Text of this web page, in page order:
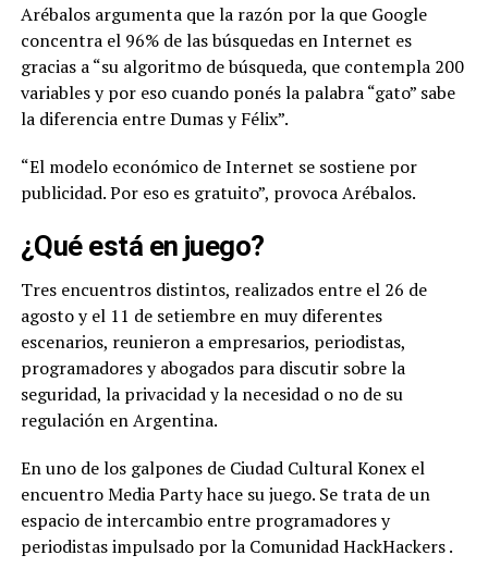
Arébalos argumenta que la razón por la que Google
concentra el 96% de las búsquedas en Internet es
gracias a “su algoritmo de búsqueda, que contempla 200
variables y por eso cuando ponés la palabra “gato” sabe
la diferencia entre Dumas y Félix”.
“El modelo económico de Internet se sostiene por
publicidad. Por eso es gratuito”, provoca Arébalos.
¿Qué está en juego?
Tres encuentros distintos, realizados entre el 26 de
agosto y el 11 de setiembre en muy diferentes
escenarios, reunieron a empresarios, periodistas,
programadores y abogados para discutir sobre la
seguridad, la privacidad y la necesidad o no de su
regulación en Argentina.
En uno de los galpones de Ciudad Cultural Konex el
encuentro Media Party hace su juego. Se trata de un
espacio de intercambio entre programadores y
periodistas impulsado por la Comunidad HackHackers .